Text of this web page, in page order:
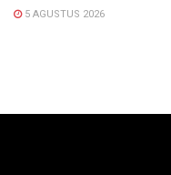
5 AGUSTUS 2026